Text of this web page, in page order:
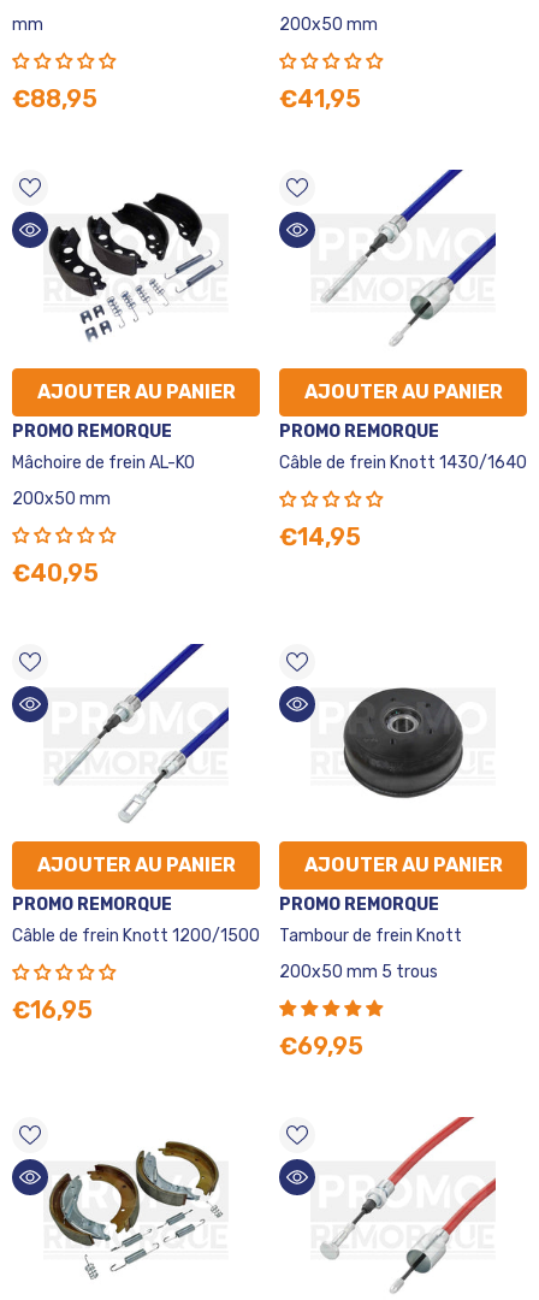
mm
€88,95
200x50 mm
€41,95
AJOUTER AU PANIER
VENDEUR
:
PROMO REMORQUE
Mâchoire de frein AL-KO
200x50 mm
€40,95
AJOUTER AU PANIER
VENDEUR
:
PROMO REMORQUE
Câble de frein Knott 1430/1640
€14,95
AJOUTER AU PANIER
VENDEUR
:
PROMO REMORQUE
Câble de frein Knott 1200/1500
€16,95
AJOUTER AU PANIER
VENDEUR
:
PROMO REMORQUE
Tambour de frein Knott
200x50 mm 5 trous
€69,95